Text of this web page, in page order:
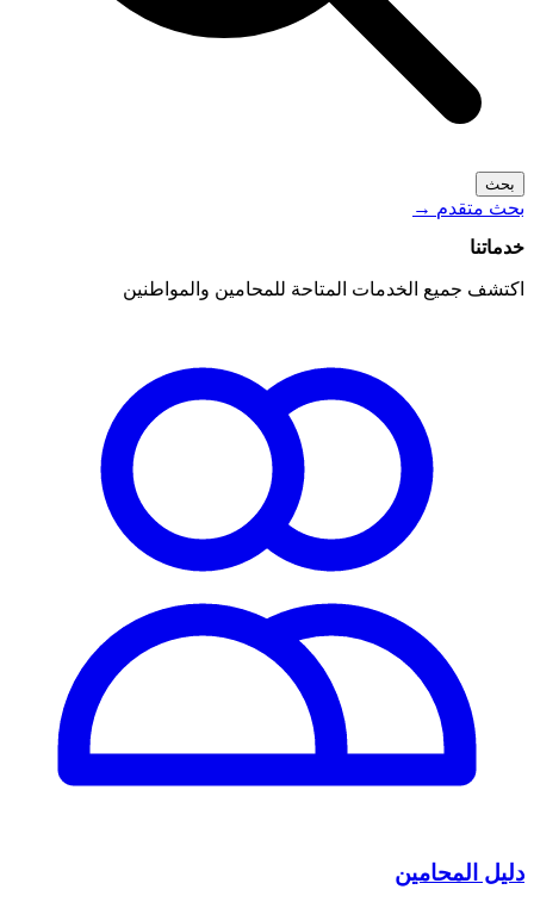
بحث
بحث متقدم →
خدماتنا
اكتشف جميع الخدمات المتاحة للمحامين والمواطنين
دليل المحامين